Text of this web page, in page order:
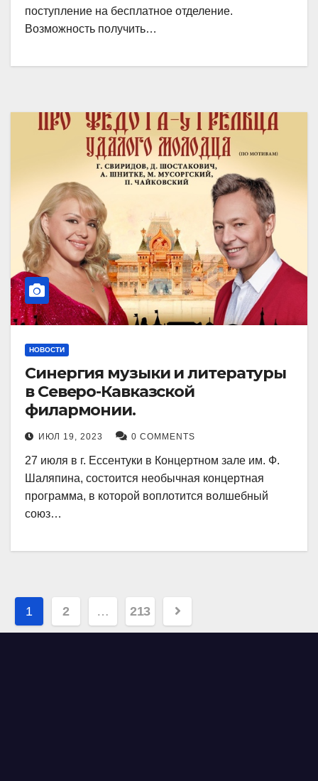
поступление на бесплатное отделение.
Возможность получить…
НОВОСТИ
Синергия музыки и литературы
в Северо-Кавказской
филармонии.
ИЮЛ 19, 2023 0 COMMENTS
27 июля в г. Ессентуки в Концертном зале им. Ф.
Шаляпина, состоится необычная концертная
программа, в которой воплотится волшебный
союз…
Навигация
по
1 2 … 213